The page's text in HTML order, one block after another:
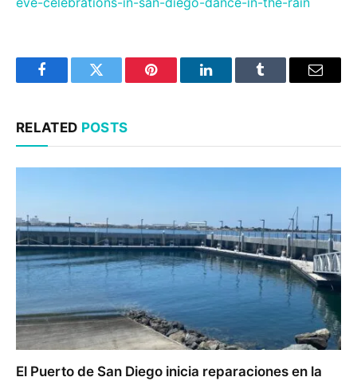
FacebookTwitter Pinterest LinkedInTumblr Email
RELATED POSTS
El Puerto de San Diego inicia reparaciones en la